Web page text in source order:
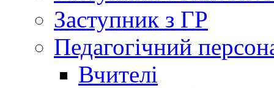
Заступник з ГР
Педагогічний
Вчителі